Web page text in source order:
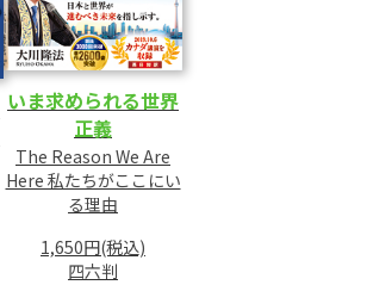
いま求められる世界
正義
The Reason We Are
Here 私たちがここにい
る理由
1,650円(税込)
四六判